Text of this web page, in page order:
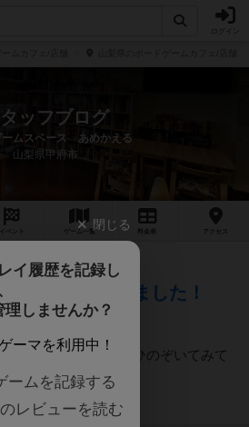
ッフブログ
ームスペース あめかえる
山梨県甲府市
ゲーム 一覧 料金 アクセス
20時51分頃
ブサイトができました！
トができました。ぜひのぞいてみて
閉じる
イ履歴を記録し
しませんか？
ーマを利用中！
ームを記録する
レビューを読む